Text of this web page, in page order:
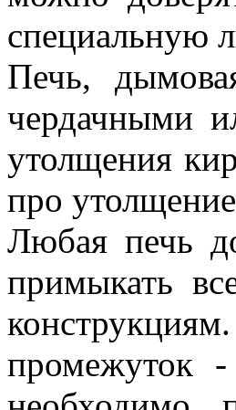
специальную
Печь,
чердачными
утолщения
про
Любая печь
примыкать
промежуток